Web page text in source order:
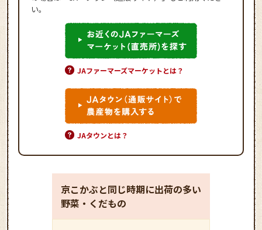
い。
JAファーマーズマーケットとは？
JAタウンとは？
京こかぶと同じ時期に出荷の多い
野菜・くだもの